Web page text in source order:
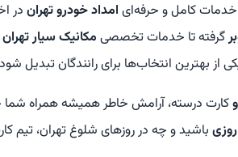
کامل و حرفه‌ای امداد خودرو تهراندر
گرفته تا خدمات تخصصی مکانیک سیار تهران
از بهترین انتخاب‌ها برای رانندگان تبدیل
کارت درسته، آرامش خاطر همیشه همراه
باشید و چه در روزهای شلوغ تهران،